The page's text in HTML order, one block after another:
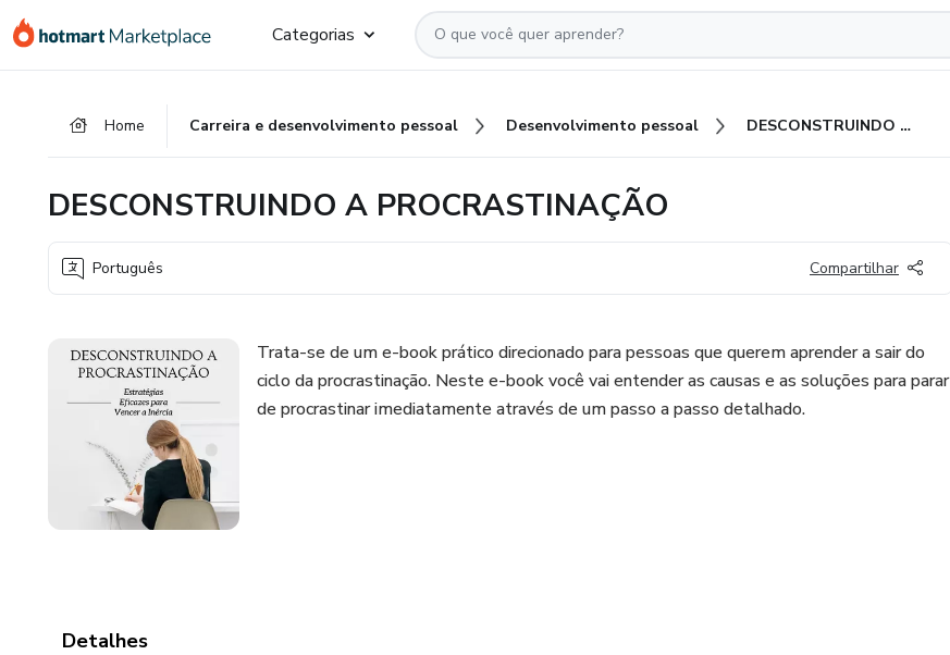
para
para
para
Categorias
Home Carreira e desenvolvimento pessoal Desenvolvimento pessoal DESCONSTRUINDO A PROCRASTINAÇÃO
DESCONSTRUINDO A PROCRASTINAÇÃO
Português Compartilhar
Trata-se de um e-book prático direcionado para pessoas que querem aprender a sair do
ciclo da procrastinação. Neste e-book você vai entender as causas e as soluções para parar
de procrastinar imediatamente através de um passo a passo detalhado.
Detalhes